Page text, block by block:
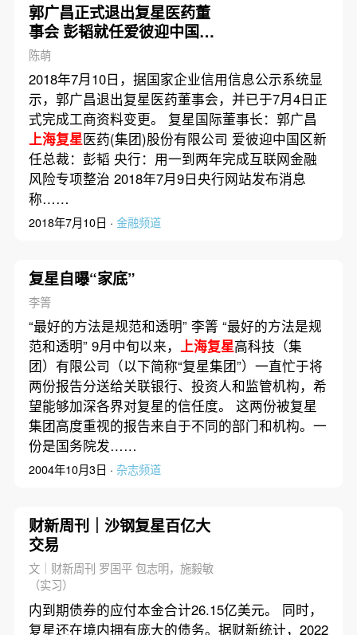
郭广昌正式退出复星医药董
事会 彭韬就任爱彼迎中国区
总裁|每日数据精华
陈萌
2018年7月10日，据国家企业信用信息公示系统显
示，郭广昌退出复星医药董事会，并已于7月4日正
式完成工商资料变更。 复星国际董事长：郭广昌
上海复星医药(集团)股份有限公司 爱彼迎中国区新
任总裁：彭韬 央行：用一到两年完成互联网金融
风险专项整治 2018年7月9日央行网站发布消息
称……
2018年7月10日 · 金融频道
复星自曝“家底”
李箐
“最好的方法是规范和透明” 李箐 “最好的方法是规
范和透明” 9月中旬以来， 上海复星高科技（集
团）有限公司（以下简称“复星集团”）一直忙于将
两份报告分送给关联银行、投资人和监管机构，希
望能够加深各界对复星的信任度。 这两份被复星
集团高度重视的报告来自于不同的部门和机构。一
份是国务院发……
2004年10月3日 · 杂志频道
财新周刊｜沙钢复星百亿大
交易
文｜财新周刊 罗国平 包志明，施毅敏
（实习）
内到期债券的应付本金合计26.15亿美元。 同时，
复星还在境内拥有庞大的债务。据财新统计，2022